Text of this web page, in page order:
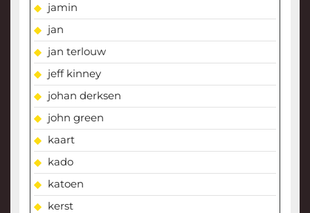
jamin
jan
jan terlouw
jeff kinney
johan derksen
john green
kaart
kado
katoen
kerst